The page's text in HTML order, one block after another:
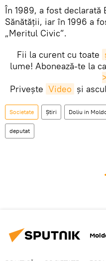
În 1989, a fost declarată
Sănătății, iar în 1996 a
„Meritul Civic”.
Fii la curent cu toate
lume! Abonează-te la
Privește Video și
Societate Știri Doliu in
deputat